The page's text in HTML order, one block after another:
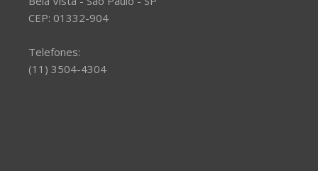
CEP: 01332-904
Telefones:
(11) 3504-4304